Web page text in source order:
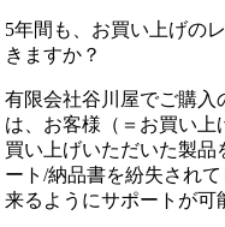
5年間も、お買い上げの
きますか？
有限会社谷川屋でご購入
は、お客様（＝お買い上
買い上げいただいた製品
ート/納品書を紛失され
来るようにサポートが可